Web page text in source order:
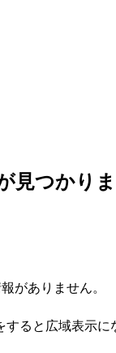
見つかり
がありません。
ると広域表示に